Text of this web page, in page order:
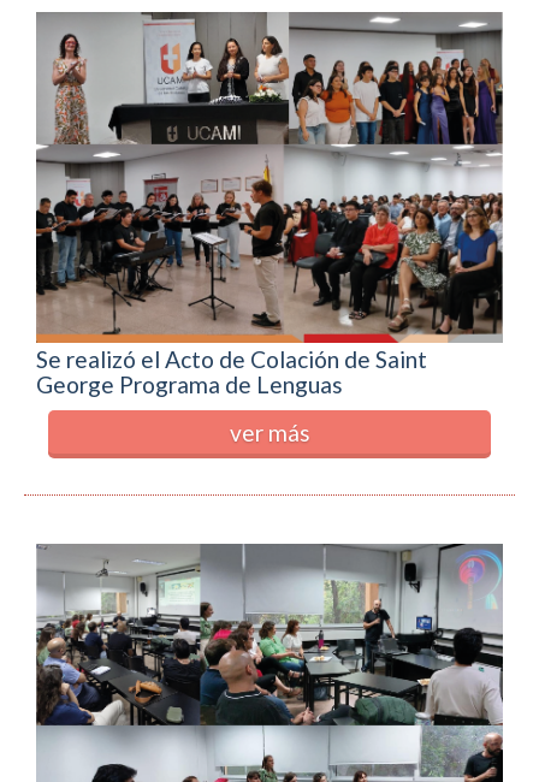
Se realizó el Acto de Colación de Saint
George Programa de Lenguas
ver más